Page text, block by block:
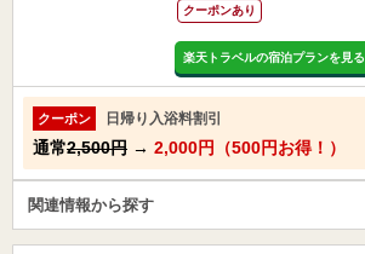
クーポンあり
楽天トラベルの宿泊プランを見る
クーポン 日帰り入浴料割引
通常2,500円 → 2,000円（500円お得！）
関連情報から探す